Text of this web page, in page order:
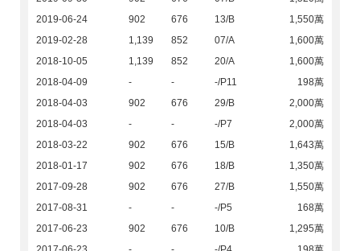
2019-06-24
902 676 13/B
1,550萬
2019-02-28
1,139 852 07/A
1,600萬
2018-10-05
1,139 852 20/A
1,600萬
2018-04-09
- - -/P11
198萬
2018-04-03
902 676 29/B
2,000萬
2018-04-03
- - -/P7
2,000萬
2018-03-22
902 676 15/B
1,643萬
2018-01-17
902 676 18/B
1,350萬
2017-09-28
902 676 27/B
1,550萬
2017-08-31
- - -/P5
168萬
2017-06-23
902 676 10/B
1,295萬